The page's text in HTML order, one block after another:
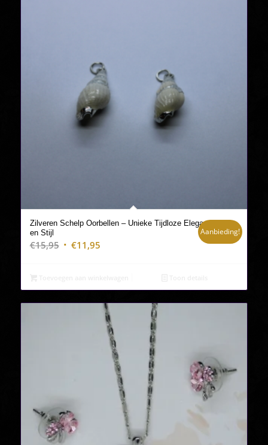
Zilveren Schelp Oorbellen – Unieke Tijdloze Elegantie
en Stijl
€15,95 Oorspronkelijke
€15,95.
€11,95Huidige
€11,95.
Aanbieding!